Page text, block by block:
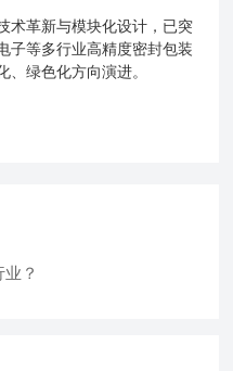
革新与模块化设计，已突
子等多行业高精度密封包装
、绿色化方向演进。
？